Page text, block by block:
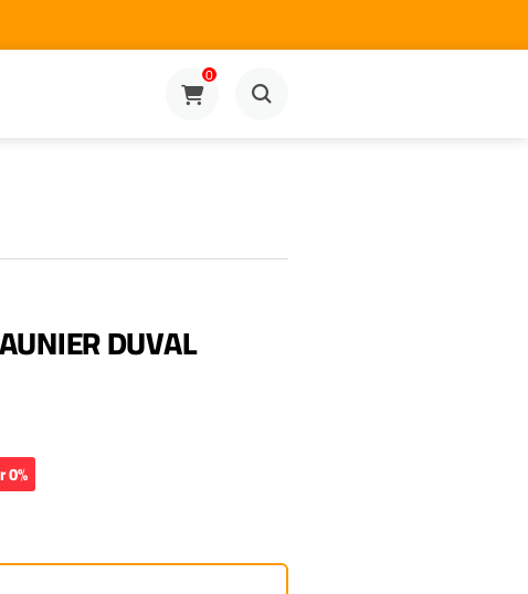
0
DUVAL
0%